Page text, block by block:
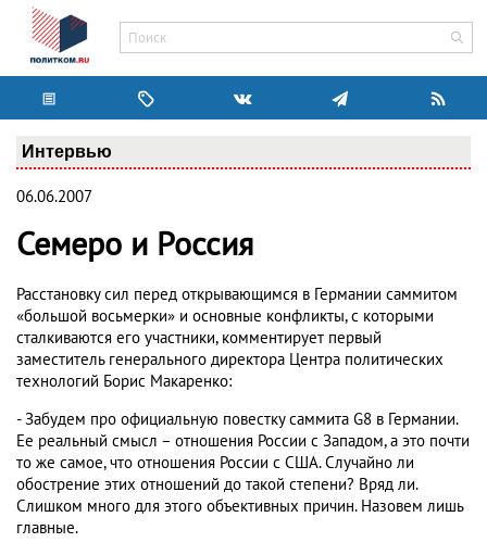
Интервью
06.06.2007
Семеро и Россия
Расстановку сил перед открывающимся в Германии саммитом
«большой восьмерки» и основные конфликты, с которыми
сталкиваются его участники, комментирует первый
заместитель генерального директора Центра политических
технологий Борис Макаренко:
- Забудем про официальную повестку саммита G8 в Германии.
Ее реальный смысл – отношения России с Западом, а это почти
то же самое, что отношения России с США. Случайно ли
обострение этих отношений до такой степени? Вряд ли.
Слишком много для этого объективных причин. Назовем лишь
главные.